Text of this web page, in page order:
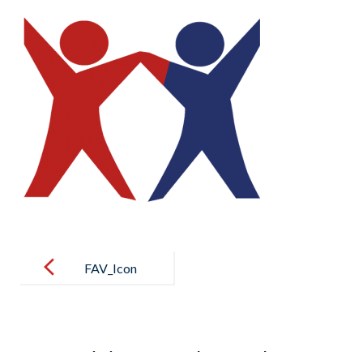
navigation
FAV_Icon